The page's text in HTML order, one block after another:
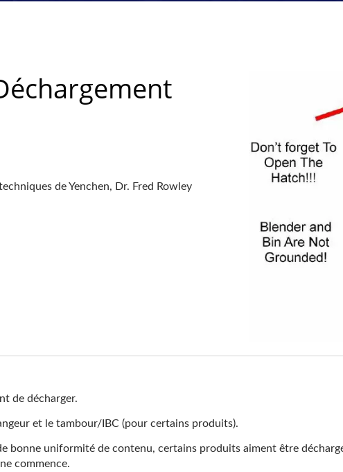
de Yenchen, Dr. Fred Rowley
de décharger.
et le tambour/IBC (pour certains produits).
bonne uniformité de contenu, certains produits aiment être
commence.